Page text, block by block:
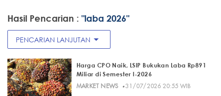
Hasil Pencarian : "laba 2026"
PENCARIAN LANJUTAN arrow_drop_down
Harga CPO Naik, LSIP Bukukan Laba Rp891
Miliar di Semester I-2026
MARKET NEWS· 31/07/2026 20:55 WIB